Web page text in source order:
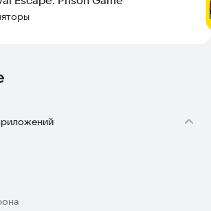
игры — Appzek. Мы не связаны с